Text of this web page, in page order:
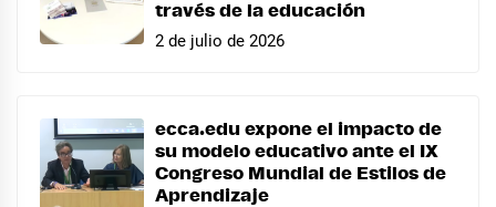
través de la educación
2 de julio de 2026
ecca.edu expone el impacto de
su modelo educativo ante el IX
Congreso Mundial de Estilos de
Aprendizaje